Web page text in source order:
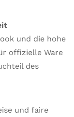
und die hohe
offizielle Ware
des
und faire